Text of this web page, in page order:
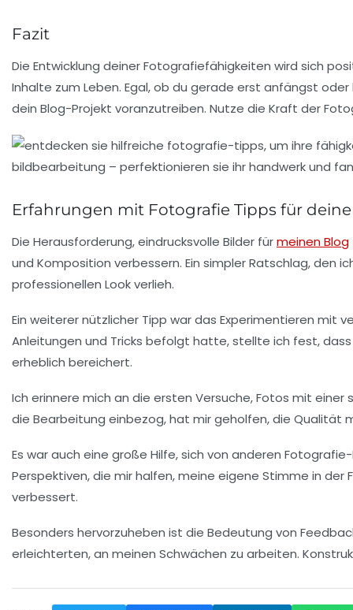
Fazit
Die Entwicklung deiner Fotografiefähigkeiten wird sich
Inhalte zum Leben. Egal, ob du gerade erst anfängst
dein Blog-Projekt voranzutreiben. Nutze die Kraft der
Erfahrungen mit Fotografie Tipps für
Die Herausforderung, eindrucksvolle Bilder fürmeinen Blog
und Komposition verbessern. Ein simpler Ratschlag, den
professionellen Look verlieh.
Ein weiterer nützlicher Tipp war das Experimentieren mit
Anleitungen und Tricks befolgt hatte, stellte ich fest,
erheblich bereichert.
Ich erinnere mich an die ersten Versuche, Fotos mit einer
die Bearbeitung einbezog, hat mir geholfen, die Qualität
Es war auch eine große Hilfe, sich von anderen
Perspektiven, die mir halfen, meine eigene Stimme in
verbessert.
Besonders hervorzuheben ist die Bedeutung von
erleichterten, an meinen Schwächen zu arbeiten.